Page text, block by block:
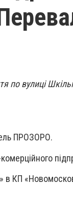
по вулиці
ПРОЗОРО.
в КП